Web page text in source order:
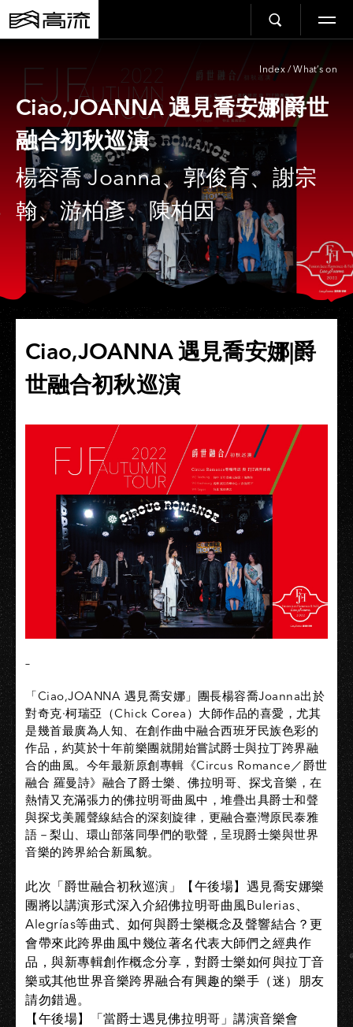
Index / What’s on
Ciao,JOANNA 遇見喬安娜|爵世
融合初秋巡演
楊容喬 Joanna、郭俊育、謝宗
翰、游柏彥、陳柏因
Ciao,JOANNA 遇見喬安娜|爵
世融合初秋巡演
–
「Ciao,JOANNA 遇見喬安娜」團長楊容喬Joanna出於
對奇克·柯瑞亞（Chick Corea）大師作品的喜愛，尤其
是幾首最廣為人知、在創作曲中融合西班牙民族色彩的
作品，約莫於十年前樂團就開始嘗試爵士與拉丁跨界融
合的曲風。今年最新原創專輯《Circus Romance／爵世
融合 羅曼詩》融合了爵士樂、佛拉明哥、探戈音樂，在
熱情又充滿張力的佛拉明哥曲風中，堆疊出具爵士和聲
與探戈美麗聲線結合的深刻旋律，更融合臺灣原民泰雅
語－梨山、環山部落同學們的歌聲，呈現爵士樂與世界
音樂的跨界給合新風貌。
此次「爵世融合初秋巡演」【午後場】遇見喬安娜樂
團將以講演形式深入介紹佛拉明哥曲風Bulerias、
Alegrías等曲式、如何與爵士樂概念及聲響結合？更
會帶來此跨界曲風中幾位著名代表大師們之經典作
品，與新專輯創作概念分享，對爵士樂如何與拉丁音
樂或其他世界音樂跨界融合有興趣的樂手（迷）朋友
請勿錯過。
【午後場】「當爵士遇見佛拉明哥」講演音樂會